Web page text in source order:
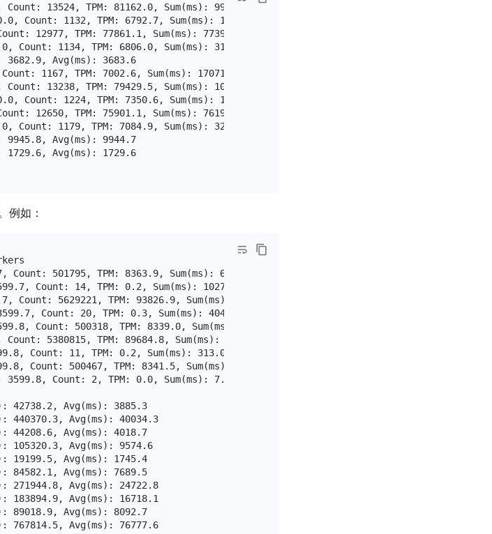
Count: 13524, TPM: 81162.0, Sum(ms): 998317.6, Avg(ms): 73.9, 50th(ms): 71.3,
10.0, Count: 1132, TPM: 6792.7, Sum(ms): 16196.6, Avg(ms): 14.3, 50th(ms): 13.1,
12977, TPM: 77861.1, Sum(ms): 773982.0, Avg(ms): 59.7, 50th(ms): 56.6,
Count: 1134, TPM: 6806.0, Sum(ms): 31220.9, Avg(ms): 27.5, 50th(ms): 25.2,
Avg(ms): 3683.6
1167, TPM: 7002.6, Sum(ms): 170712.9, Avg(ms): 146.3, 50th(ms): 142.6,
Count: 13238, TPM: 79429.5, Sum(ms): 1010795.3, Avg(ms): 76.4, 50th(ms): 75.5,
10.0, Count: 1224, TPM: 7350.6, Sum(ms): 17874.1, Avg(ms): 14.6, 50th(ms): 13.6,
12650, TPM: 75901.1, Sum(ms): 761981.3, Avg(ms): 60.3, 50th(ms): 56.6,
Count: 1179, TPM: 7084.9, Sum(ms): 32829.8, Avg(ms): 27.9, 50th(ms): 26.2,
Avg(ms): 9944.7
Avg(ms): 1729.6
例如：
Count: 501795, TPM: 8363.9, Sum(ms): 63905178.8, Avg(ms): 127.4, 50th(ms):
3599.7, Count: 14, TPM: 0.2, Sum(ms): 1027.7, Avg(ms): 73.4, 50th(ms): 71.3,
Count: 5629221, TPM: 93826.9, Sum(ms): 363758020.7, Avg(ms): 64.6, 50th(ms):
3599.7, Count: 20, TPM: 0.3, Sum(ms): 404.2, Avg(ms): 20.2, 50th(ms): 18.9,
3599.8, Count: 500318, TPM: 8339.0, Sum(ms): 7135956.6, Avg(ms): 14.3, 50th(ms):
Count: 5380815, TPM: 89684.8, Sum(ms): 269863092.5, Avg(ms): 50.2, 50th(ms):
3599.8, Count: 11, TPM: 0.2, Sum(ms): 313.0, Avg(ms): 28.5, 50th(ms): 10.0, 90th(ms):
3599.8, Count: 500467, TPM: 8341.5, Sum(ms): 13208726.4, Avg(ms): 26.4, 50th(ms):
3599.8, Count: 2, TPM: 0.0, Sum(ms): 7.6, Avg(ms): 3.7, 50th(ms): 3.1, 90th(ms):
42738.2, Avg(ms): 3885.3
440370.3, Avg(ms): 40034.3
44208.6, Avg(ms): 4018.7
105320.3, Avg(ms): 9574.6
19199.5, Avg(ms): 1745.4
84582.1, Avg(ms): 7689.5
271944.8, Avg(ms): 24722.8
183894.9, Avg(ms): 16718.1
89018.9, Avg(ms): 8092.7
767814.5, Avg(ms): 76777.6